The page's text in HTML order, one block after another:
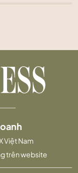
Việt Nam
trên website